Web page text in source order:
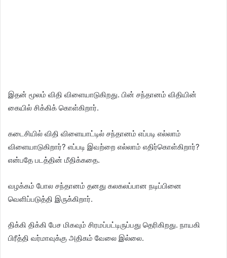
இதன் மூலம் விதி விளையாடுகிறது. பின் சந்தானம் விதியின்
கையில் சிக்கிக் கொள்கிறார்.
கடைசியில் விதி விளையாட்டில் சந்தானம் எப்படி எல்லாம்
விளையாடுகிறார்? எப்படி இவற்றை எல்லாம் எதிர்கொள்கிறார்?
என்பதே படத்தின் மீதிக்கதை.
வழக்கம் போல சந்தானம் தனது கலகலப்பான நடிப்பினை
வெளிப்படுத்தி இருக்கிறார்.
திக்கி திக்கி பேச மிகவும் சிரமப்பட்டிருப்பது தெரிகிறது. நாயகி
பிரீத்தி வர்மாவுக்கு அதிகம் வேலை இல்லை.